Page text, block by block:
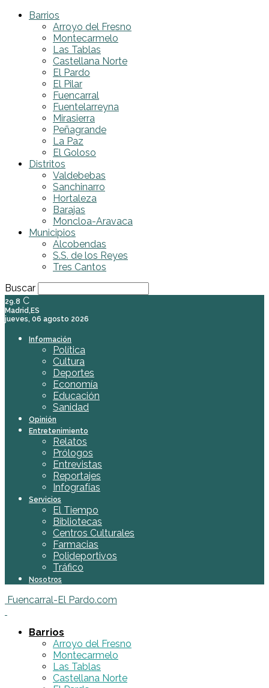
Barrios
Arroyo del Fresno
Montecarmelo
Las Tablas
Castellana Norte
El Pardo
El Pilar
Fuencarral
Fuentelarreyna
Mirasierra
Peñagrande
La Paz
El Goloso
Distritos
Valdebebas
Sanchinarro
Hortaleza
Barajas
Moncloa-Aravaca
Municipios
Alcobendas
S.S. de los Reyes
Tres Cantos
Buscar
29.8 C
Madrid,ES
jueves, 06 agosto 2026
Información
Política
Cultura
Deportes
Economía
Educación
Sanidad
Opinión
Entretenimiento
Relatos
Prólogos
Entrevistas
Reportajes
Infografías
Servicios
El Tiempo
Bibliotecas
Centros Culturales
Farmacias
Polideportivos
Tráfico
Nosotros
Fuencarral-El Pardo.com
Barrios
Arroyo del Fresno
Montecarmelo
Las Tablas
Castellana Norte